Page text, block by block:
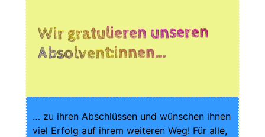
Wir gratulieren unseren
Absolvent:innen…
… zu ihren Abschlüs­sen und wün­schen ihnen
viel Erfolg auf ihrem wei­te­ren Weg! Für alle,